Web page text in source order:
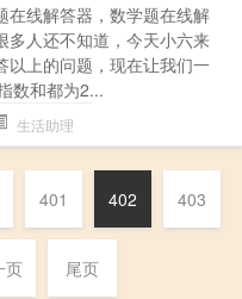
在线解答器，数学题在线解
多人还不知道，今天小六来
以上的问题，现在让我们一
数和都为2...
生活助理
401 402 403
页 尾页